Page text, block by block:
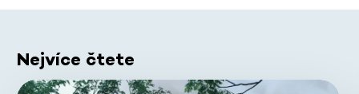
Nejvíce čtete